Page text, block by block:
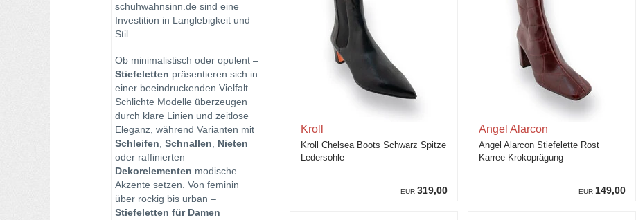
Melvin & Hamilton Damenschuhe
Mia Jahn
Michela Ruffino Schuhe
Mimmu Boots
Mjus
Oog Boots
Pedro Miralles
schuhwahnsinn.de sind eine
Investition in Langlebigkeit und
Stil.
Ob minimalistisch oder opulent –
Stiefeletten präsentieren sich in
einer beeindruckenden Vielfalt.
Schlichte Modelle überzeugen
durch klare Linien und zeitlose
Eleganz, während Varianten mit
Schleifen Schnallen
Nieten
oder raffinierten
Dekorelementen modische
Akzente setzen. Von feminin
über rockig bis urban –
Stiefeletten für Damen
EUR 319,00
Kroll
Kroll Chelsea Boots Schwarz Spitze
Ledersohle
EUR 149,00
Angel Alarcon
Angel Alarcon Stiefelette Rost
Karree Krokoprägung